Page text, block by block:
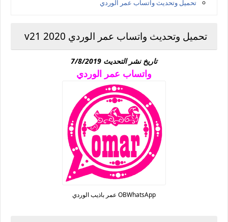
تحميل وتحديث واتساب عمر الوردي
تحميل وتحديث واتساب عمر الوردي 2020 v21
تاريخ نشر التحديث 7/8/2019
واتساب عمر الوردي
OBWhatsApp عمر باذيب الوردي